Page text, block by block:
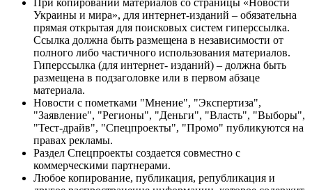
При копировании материалов со страницы «Новости
Украины и мира», для интернет-изданий – обязательна
прямая открытая для поисковых систем гиперссылка.
Ссылка должна быть размещена в независимости от
полного либо частичного использования материалов.
Гиперссылка (для интернет- изданий) – должна быть
размещена в подзаголовке или в первом абзаце
материала.
Новости с пометками "Мнение", "Экспертиза",
"Заявление", "Регионы", "Деньги", "Власть", "Выборы",
"Тест-драйв", "Спецпроекты", "Промо" публикуются на
правах рекламы.
Раздел Спецпроекты создается совместно с
коммерческими партнерами.
Любое копирование, публикация, републикация и